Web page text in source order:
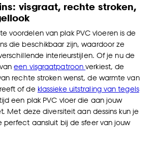
visgraat, rechte stroken,
voordelen van plak PVC vloeren is de
die beschikbaar zijn, waardoor ze
interieurstijlen. Of je nu de
een visgraatpatroonverkiest, de
rechte stroken wenst, de warmte van
of de klassieke uitstraling van tegels
een plak PVC vloer die aan jouw
Met deze diversiteit aan dessins kun je
perfect aansluit bij de sfeer van jouw